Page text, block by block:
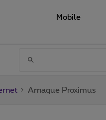
Mobile
Arnaque Proximus